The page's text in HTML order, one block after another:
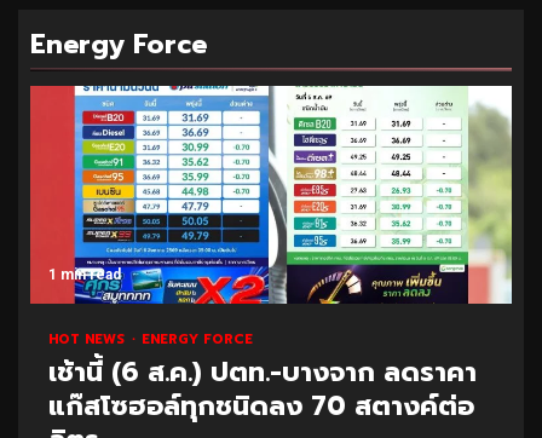
Energy Force
1 min read
HOT NEWS ENERGY FORCE
เช้านี้ (6 ส.ค.) ปตท.-บางจาก ลดราคา
แก๊สโซฮอล์ทุกชนิดลง 70 สตางค์ต่อ